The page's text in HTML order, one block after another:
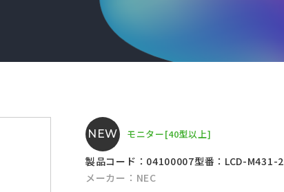
NEW モニター[40型以上]
製品コード：04100007型番：LCD-M431-2
メーカー：NEC